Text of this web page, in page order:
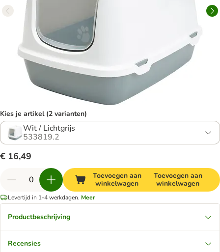
Kies je artikel (2 varianten)
Wit / Lichtgrijs
533819.2
€ 16,49
Toevoegen aan
winkelwagen
Toevoegen aan
winkelwagen
Levertijd in 1-4 werkdagen. Meer
Productbeschrijving
Recensies